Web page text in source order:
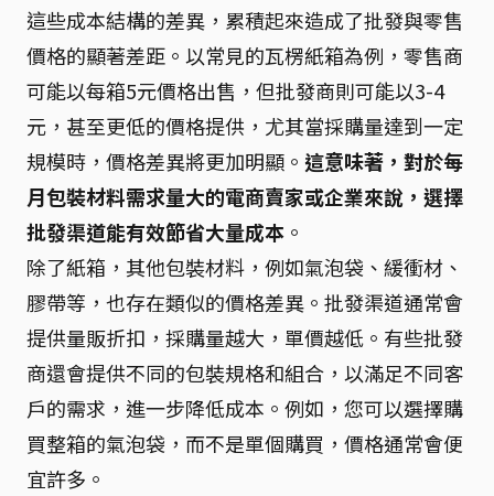
這些成本結構的差異，累積起來造成了批發與零售
價格的顯著差距。以常見的瓦楞紙箱為例，零售商
可能以每箱5元價格出售，但批發商則可能以3-4
元，甚至更低的價格提供，尤其當採購量達到一定
規模時，價格差異將更加明顯。 這意味著，對於每
月包裝材料需求量大的電商賣家或企業來說，選擇
批發渠道能有效節省大量成本 。
除了紙箱，其他包裝材料，例如氣泡袋、緩衝材、
膠帶等，也存在類似的價格差異。批發渠道通常會
提供量販折扣，採購量越大，單價越低。有些批發
商還會提供不同的包裝規格和組合，以滿足不同客
戶的需求，進一步降低成本。例如，您可以選擇購
買整箱的氣泡袋，而不是單個購買，價格通常會便
宜許多。